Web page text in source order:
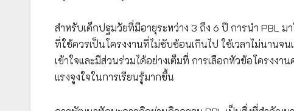
สำหรับเด็กปฐมวัยที่มีอายุระหว่าง 3 ถึง 6 ปี การนำ PBL
ที่ใช้ควรเป็นโครงงานที่ไม่ซับซ้อนเกินไป ใช้เวลาไม่นานจ
เข้าใจและมีส่วนร่วมได้อย่างเต็มที่ การเลือกหัวข้อโครงงา
แรงจูงใจในการเรียนรู้มากขึ้น